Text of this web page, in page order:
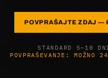
POVPRAŠAJTE ZDAJ —
STANDARD 5–10
POVPRAŠEVANJE: MOŽNO